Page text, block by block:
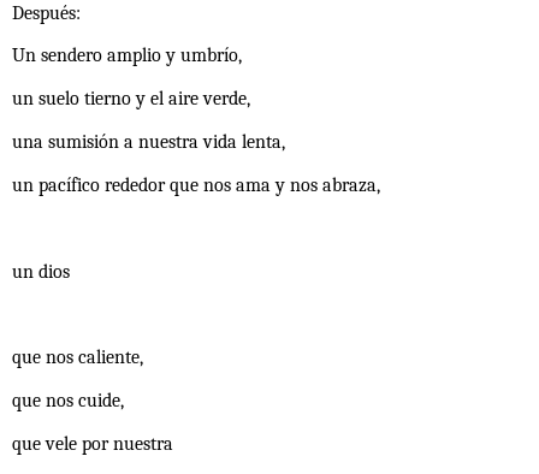
Después:
Un sendero amplio y umbrío,
un suelo tierno y el aire verde,
una sumisión a nuestra vida lenta,
un pacífico rededor que nos ama y nos abraza,
un dios
que nos caliente,
que nos cuide,
que vele por nuestra